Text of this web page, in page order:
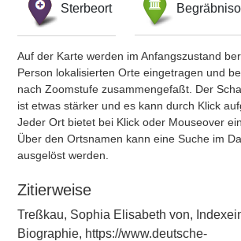
Sterbeort
Auf der Karte werden im Anfangszustand
Person lokalisierten Orte eingetragen und
nach Zoomstufe zusammengefaßt. Der
ist etwas stärker und es kann durch Klick
Jeder Ort bietet bei Klick oder Mouseover
Über den Ortsnamen kann eine Suche im
ausgelöst werden.
Zitierweise
Treßkau, Sophia Elisabeth von,
Biographie, https://www.deutsche-